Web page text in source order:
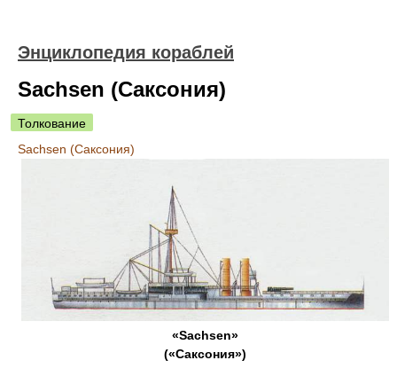
Энциклопедия кораблей
Sachsen (Саксония)
Толкование
Sachsen (Саксония)
«Sachsen»
(«Саксония»)